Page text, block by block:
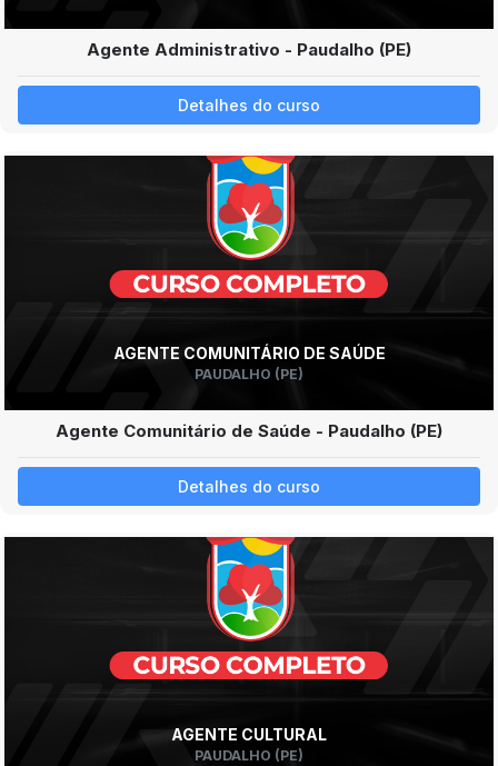
Agente Administrativo - Paudalho (PE)
Detalhes do curso
AGENTE COMUNITÁRIO DE SAÚDE
PAUDALHO (PE)
Agente Comunitário de Saúde - Paudalho (PE)
Detalhes do curso
AGENTE CULTURAL
PAUDALHO (PE)